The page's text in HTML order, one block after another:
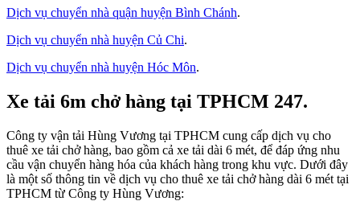
Dịch vụ chuyển nhà quận huyện Bình Chánh.
Dịch vụ chuyển nhà huyện Củ Chi.
Dịch vụ chuyển nhà huyện Hóc Môn.
Xe tải 6m chở hàng tại TPHCM 247.
Công ty vận tải Hùng Vương tại TPHCM cung cấp dịch vụ cho
thuê xe tải chở hàng, bao gồm cả xe tải dài 6 mét, để đáp ứng nhu
cầu vận chuyển hàng hóa của khách hàng trong khu vực. Dưới đây
là một số thông tin về dịch vụ cho thuê xe tải chở hàng dài 6 mét tại
TPHCM từ Công ty Hùng Vương: